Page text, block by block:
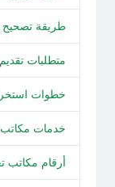
طريقة
متطلبات
خطوات
خدمات مكاتب
أرقام مكاتب